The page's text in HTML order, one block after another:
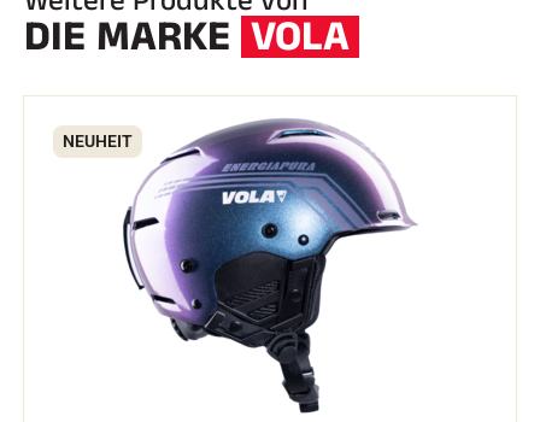
DIE MARKE VOLA
NEUHEIT